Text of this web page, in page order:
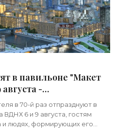
в павильоне "Макет
-
в 70-й раз отпразднуют в
6 и 9 августа, гостям
и людях, формирующих его